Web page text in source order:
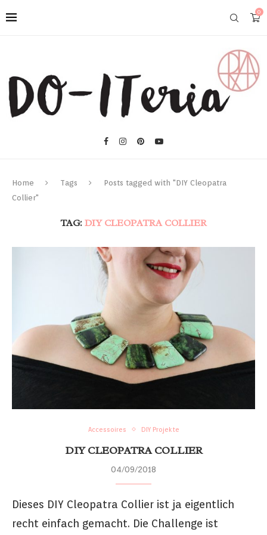
0
Home Tags
Posts tagged with "DIY Cleopatra
Collier"
TAG: DIY CLEOPATRA COLLIER
Accessoires DIY Projekte
DIY CLEOPATRA COLLIER
04/09/2018
Dieses DIY Cleopatra Collier ist ja eigentlich
recht einfach gemacht. Die Challenge ist